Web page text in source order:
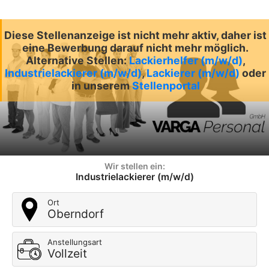
Diese Stellenanzeige ist nicht mehr aktiv, daher ist
eine Bewerbung darauf nicht mehr möglich.
Alternative Stellen:Lackierhelfer (m/w/d),
Industrielackierer (m/w/d),Lackierer (m/w/d) oder
in unseremStellenportal
Wir stellen ein:
Industrielackierer (m/w/d)
Ort
Oberndorf
Anstellungsart
Vollzeit